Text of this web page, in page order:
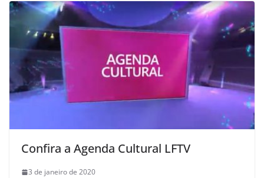
Confira a Agenda Cultural LFTV
3 de janeiro de 2020